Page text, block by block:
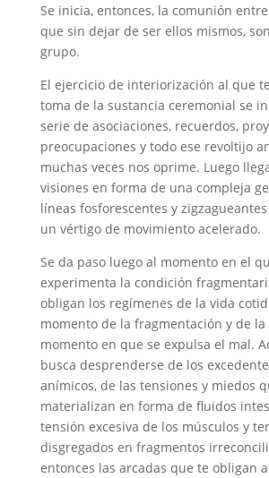
Se inicia, entonces, la comunión
que sin dejar de ser ellos mismos,
grupo.
El ejercicio de interiorización al que
toma de la sustancia ceremonial se
serie de asociaciones, recuerdos,
preocupaciones y todo ese revoltijo
muchas veces nos oprime. Luego
visiones en forma de una compleja
líneas fosforescentes y
un vértigo de movimiento acelerado.
Se da paso luego al momento en el
experimenta la condición
obligan los regímenes de la vida
momento de la fragmentación y de la
momento en que se expulsa el mal.
busca desprenderse de los
anímicos, de las tensiones y miedos
materializan en forma de fluidos
tensión excesiva de los músculos y
disgregados en fragmentos
entonces las arcadas que te obligan